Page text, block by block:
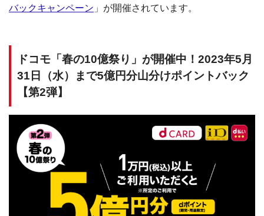
バックキャンペーン 」が開催されています。
ドコモ「春の10億祭り」が開催中！2023年5月
31日（水）まで5億円分山分けポイントバック
【第2弾】